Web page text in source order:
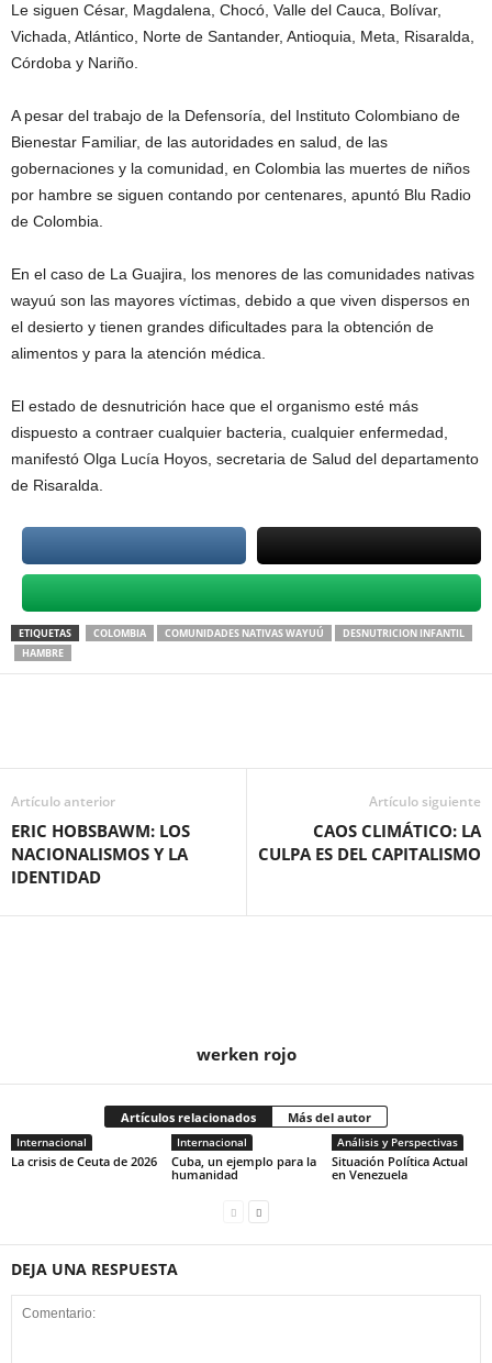
Le siguen César, Magdalena, Chocó, Valle del Cauca, Bolívar,
Vichada, Atlántico, Norte de Santander, Antioquia, Meta, Risaralda,
Córdoba y Nariño.
A pesar del trabajo de la Defensoría, del Instituto Colombiano de
Bienestar Familiar, de las autoridades en salud, de las
gobernaciones y la comunidad, en Colombia las muertes de niños
por hambre se siguen contando por centenares, apuntó Blu Radio
de Colombia.
En el caso de La Guajira, los menores de las comunidades nativas
wayuú son las mayores víctimas, debido a que viven dispersos en
el desierto y tienen grandes dificultades para la obtención de
alimentos y para la atención médica.
El estado de desnutrición hace que el organismo esté más
dispuesto a contraer cualquier bacteria, cualquier enfermedad,
manifestó Olga Lucía Hoyos, secretaria de Salud del departamento
de Risaralda.
ETIQUETAS COLOMBIA COMUNIDADES NATIVAS WAYUÚ
DESNUTRICION INFANTIL
HAMBRE
Artículo anterior
ERIC HOBSBAWM: LOS
NACIONALISMOS Y LA
IDENTIDAD
Artículo siguiente
CAOS CLIMÁTICO: LA
CULPA ES DEL CAPITALISMO
werken rojo
Artículos relacionados Más del autor
Internacional
La crisis de Ceuta de 2026
Internacional
Cuba, un ejemplo para la
humanidad
Análisis y Perspectivas
Situación Política Actual
en Venezuela
DEJA UNA RESPUESTA